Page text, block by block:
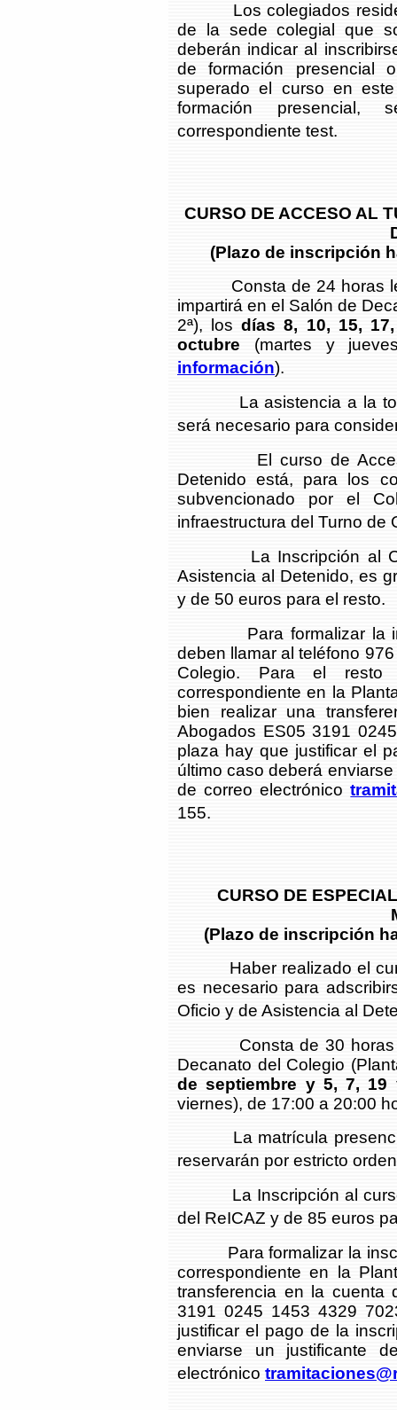
Los colegiados
de la sede colegial que
deberán indicar al
de formación presencial
superado el curso en
formación
correspondiente test.
CURSO DE ACCESO AL
(Plazo de inscripción
Consta de 24 horas
impartirá en el Salón de
2ª), losdías 8, 10, 15,
octubre (martes y
información).
La asistencia a la
será necesario para
El curso de Acceso
Detenido está, para los
subvencionado por el
infraestructura del Turno de
La Inscripción al
Asistencia al Detenido, es
y de 50 euros para el resto.
Para formalizar la
deben llamar al teléfono
Colegio. Para el resto
correspondiente en la
bien realizar una
Abogados ES05 3191
plaza hay que justificar el
último caso deberá
de correo electrónico
155.
CURSO DE
(Plazo de inscripción
Haber realizado el
es necesario para
Oficio y de Asistencia al
Consta de 30 horas
Decanato del Colegio
de septiembre y 5, 7, 19
viernes), de 17:00 a 20:00
La matrícula presencial
reservarán por estricto
La Inscripción al curso
del ReICAZ y de 85 euros
Para formalizar la
correspondiente en la
transferencia en la cuenta
3191 0245 1453 4329
justificar el pago de la
enviarse un justificante
electrónico